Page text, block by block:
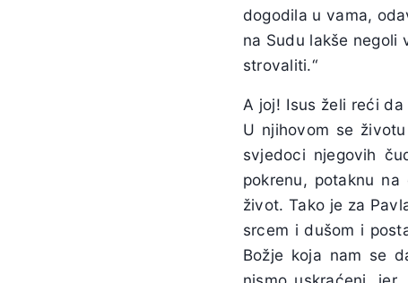
dogodila u vama,
na Sudu lakše negoli
strovaliti.“
A joj! Isus želi reći
U njihovom se
svjedoci njegovih
pokrenu, potaknu
život. Tako je za
srcem i dušom i
Božje koja nam se